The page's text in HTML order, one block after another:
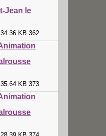
Jean le
KB 362
KB 373